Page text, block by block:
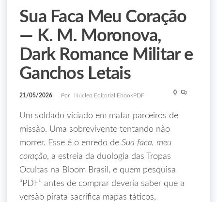
Sua Faca Meu Coração
— K. M. Moronova,
Dark Romance Militar e
Ganchos Letais
21/05/2026 Por Núcleo Editorial EbookPDF 0
Um soldado viciado em matar parceiros de
missão. Uma sobrevivente tentando não
morrer. Esse é o enredo de Sua faca, meu
coração, a estreia da duologia das Tropas
Ocultas na Bloom Brasil, e quem pesquisa
“PDF” antes de comprar deveria saber que a
versão pirata sacrifica mapas táticos,